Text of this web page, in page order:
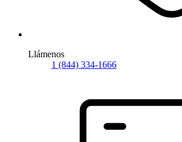
Llámenos
1 (844) 334-1666